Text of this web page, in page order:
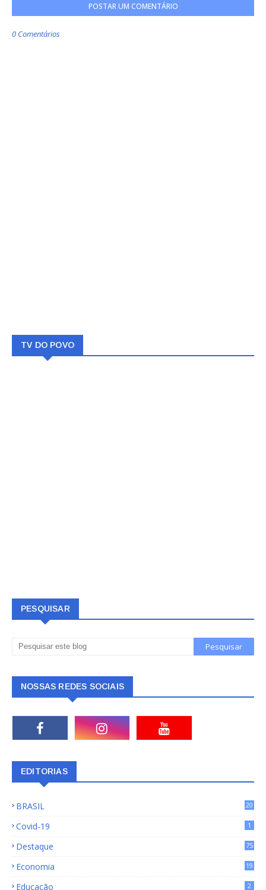
POSTAR UM COMENTÁRIO
0 Comentários
TV DO POVO
PESQUISAR
NOSSAS REDES SOCIAIS
EDITORIAS
BRASIL
20
Covid-19 1
Destaque
75
Economia
19
Educação 2